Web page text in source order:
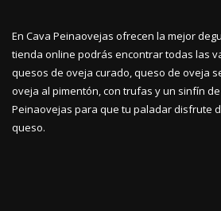
En Cava Peinaovejas ofrecen la mejor
tienda online podrás encontrar todas las
quesos de oveja curado, queso de oveja
oveja al pimentón, con trufas y un sinfín
Peinaovejas para que tu paladar disfrute
queso.